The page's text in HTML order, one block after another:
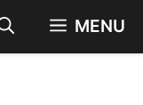
MENU